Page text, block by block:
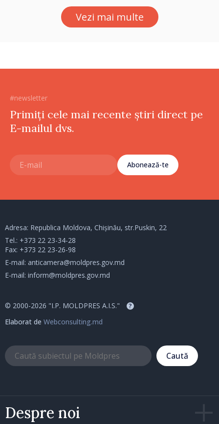
Petra Lärke
Vezi mai multe
#newsletter
Primiți cele mai recente știri direct pe
E-mailul dvs.
Abonează-te
Despre noi
Adresa: Republica Moldova, Chișinău, str.Puskin, 22
Tel.: +373 22 23-34-28
Fax: +373 22 23-26-98
E-mail: anticamera@moldpres.gov.md
E-mail: inform@moldpres.gov.md
© 2000-2026 "I.P. MOLDPRES A.I.S." ?
Elaborat de Webconsulting.md
Caută